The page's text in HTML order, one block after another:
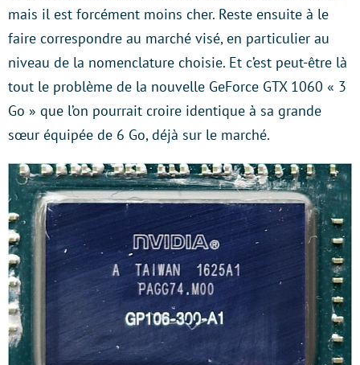
mais il est forcément moins cher. Reste ensuite à le
faire correspondre au marché visé, en particulier au
niveau de la nomenclature choisie. Et c’est peut-être là
tout le problème de la nouvelle GeForce GTX 1060 « 3
Go » que l’on pourrait croire identique à sa grande
sœur équipée de 6 Go, déjà sur le marché.